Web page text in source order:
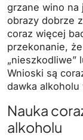
grzane wino na
obrazy dobrze
coraz więcej
przekonanie,
„nieszkodliwe”
Wnioski są
dawka alkoholu
Nauka
alkoholu